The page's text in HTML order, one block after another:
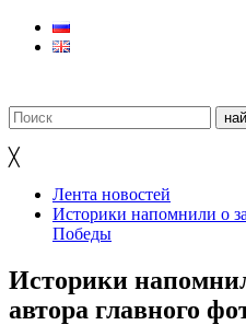
╳
Лента новостей
Историки напомнили о
Победы
Историки
автора главного